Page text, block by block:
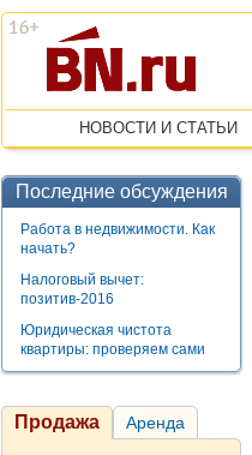
НОВОСТИ И СТАТЬИ
Последние обсуждения
Работа в недвижимости. Как
начать?
Налоговый вычет:
позитив-2016
Юридическая чистота
квартиры: проверяем сами
Продажа Аренда